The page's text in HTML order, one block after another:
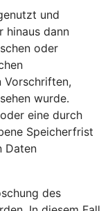
und
hinaus dann
oder
Vorschriften,
wurde.
eine durch
Speicherfrist
Daten
des